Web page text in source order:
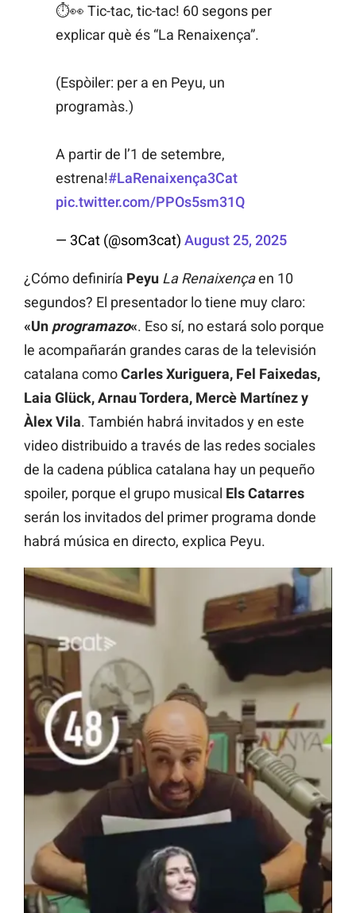
⏱👀 Tic-tac, tic-tac! 60 segons per
explicar què és “La Renaixença”.
(Espòiler: per a en Peyu, un
programàs.)
A partir de l’1 de setembre,
estrena!#LaRenaixença3Cat
pic.twitter.com/PPOs5sm31Q
— 3Cat (@som3cat) August 25, 2025
¿Cómo definiría Peyu La Renaixençaen 10
segundos? El presentador lo tiene muy claro:
«Un programazo«. Eso sí, no estará solo porque
le acompañarán grandes caras de la televisión
catalana comoCarles Xuriguera, Fel Faixedas,
Laia Glück, Arnau Tordera, Mercè Martínez y
Àlex Vila. También habrá invitados y en este
video distribuido a través de las redes sociales
de la cadena pública catalana hay un pequeño
spoiler, porque el grupo musical Els Catarres
serán los invitados del primer programa donde
habrá música en directo, explica Peyu.